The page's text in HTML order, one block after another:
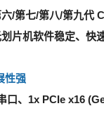
/第七/第八/第九代
片机软件稳定、快
性强
口、1x PCIe x16